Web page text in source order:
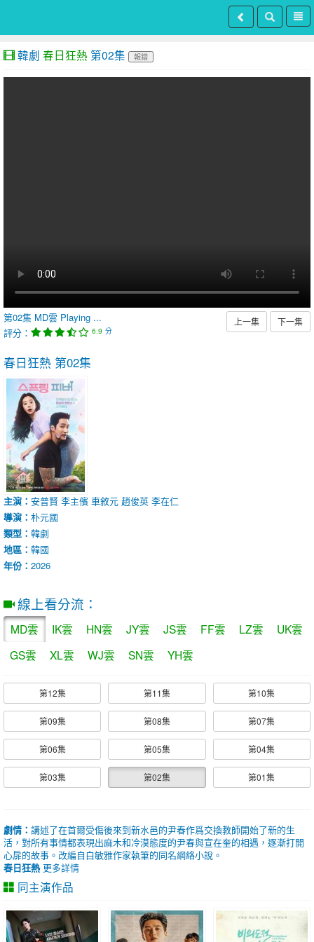
韓劇 春日狂熱第02集 報錯
第02集 MD雲 Playing ...
評分：
6.9 分
上一集 下一集
春日狂熱 第02集
主演： 安普賢 李主儐 車敘元 趙俊英 李在仁
導演： 朴元國
類型： 韓劇
地區： 韓國
年份： 2026
線上看分流：
MD雲 IK雲 HN雲 JY雲 JS雲 FF雲 LZ雲
UK雲
GS雲
XL雲 WJ雲 SN雲 YH雲
第12集 第11集 第10集
第09集 第08集 第07集
第06集 第05集 第04集
第03集 第02集 第01集
劇情： 講述了在首爾受傷後來到新水邑的尹春作爲交換教師開始了新的生
活，對所有事情都表現出麻木和冷漠態度的尹春與宣在奎的相遇，逐漸打開
心扉的故事。改編自白敏雅作家執筆的同名網絡小說。
春日狂熱更多詳情
同主演作品